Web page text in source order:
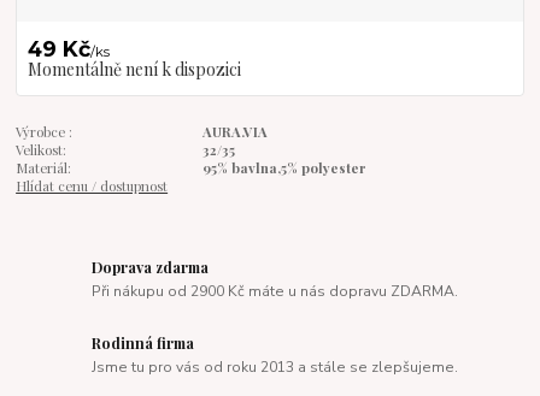
49 Kč/ks
Momentálně není k dispozici
Výrobce :
AURA.VIA
Velikost:
32/35
Materiál:
95% bavlna,5% polyester
Hlídat cenu / dostupnost
Doprava zdarma
Při nákupu od 2900 Kč máte u nás dopravu ZDARMA.
Rodinná firma
Jsme tu pro vás od roku 2013 a stále se zlepšujeme.